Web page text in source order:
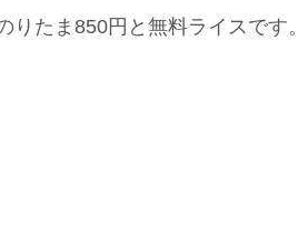
りたま850円と無料ライスです。